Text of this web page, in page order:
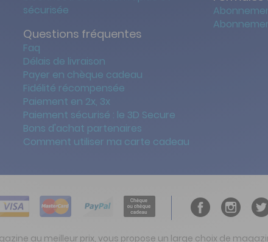
sécurisée
Questions fréquentes
Faq
Délais de livraison
Payer en chèque cadeau
Fidélité récompensée
Paiement en 2x, 3x
Paiement sécurisé : le 3D Secure
Bons d'achat partenaires
Comment utiliser ma carte cadeau
au meilleur prix, vous propose un large choix de